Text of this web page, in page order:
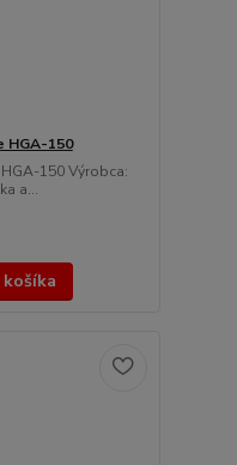
HGA-150
150 Výrobca:
a...